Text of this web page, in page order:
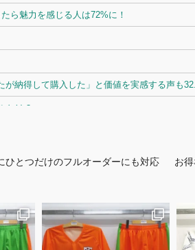
ら魅力を感じる人は72%に！
納得して購入した」と価値を実感する声も
とは？
とつだけのフルオーダーにも対応
お